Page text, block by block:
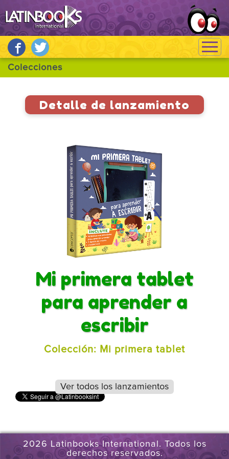
Detalle de lanzamiento
Mi primera tablet
para aprender a
escribir
Colección: Mi primera tablet
Ver todos los lanzamientos
2026 Latinbooks International. Todos los
derechos reservados.